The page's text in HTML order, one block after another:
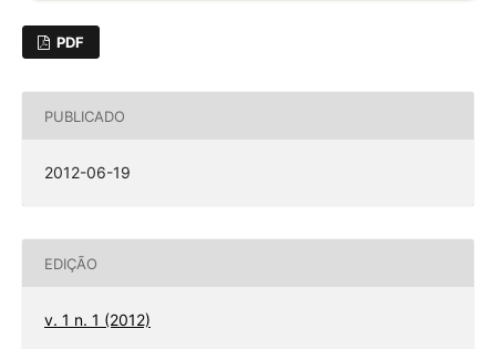
PDF
PUBLICADO
2012-06-19
EDIÇÃO
v. 1 n. 1 (2012)